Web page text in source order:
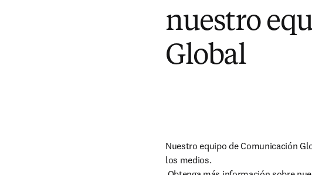
nuestro
Global
Nuestro equipo de Comunicación
los medios.